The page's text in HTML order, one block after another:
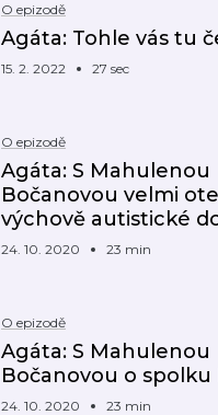
O epizodě
Agáta: Tohle vás tu
15. 2. 2022 27 sec
O epizodě
Agáta: S Mahulenou
Bočanovou velmi
výchově autistické
24. 10. 2020 23 min
O epizodě
Agáta: S Mahulenou
Bočanovou o spolku
24. 10. 2020 23 min